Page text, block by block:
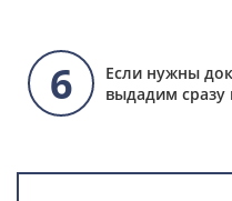
6
Если нужны
выдадим сразу